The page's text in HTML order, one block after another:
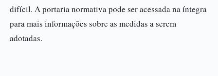
difícil. A portaria normativa pode ser acessada na íntegra
para mais informações sobre as medidas a serem
adotadas.